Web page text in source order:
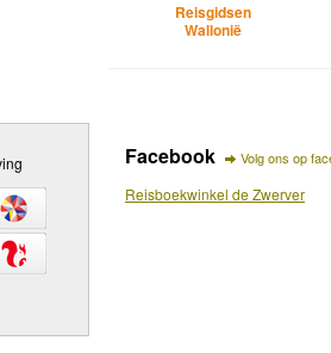
Reisgidsen
Wallonië
Facebook Volg ons op
Reisboekwinkel de Zwerver